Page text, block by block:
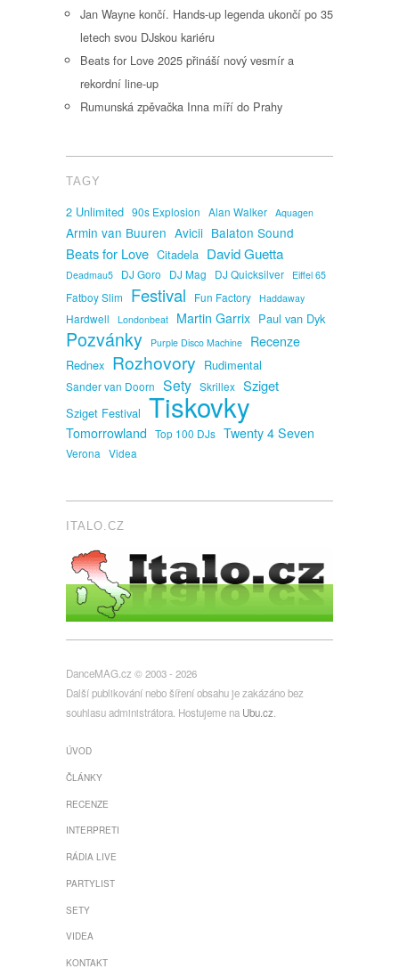
Jan Wayne končí. Hands-up legenda ukončí po 35
letech svou DJskou kariéru
Beats for Love 2025 přináší nový vesmír a
rekordní line-up
Rumunská zpěvačka Inna míří do Prahy
TAGY
2 Unlimited 90s Explosion Alan Walker Aquagen
Armin van Buuren Avicii Balaton Sound
Beats for Love Citadela David Guetta
Deadmau5 DJ Goro DJ Mag DJ Quicksilver Eiffel 65
Fatboy Slim Festival Fun Factory Haddaway
Hardwell Londonbeat Martin Garrix Paul van Dyk
Pozvánky Purple Disco Machine Recenze
Rednex Rozhovory Rudimental
Sander van Doorn Sety Skrillex Sziget
Sziget Festival Tiskovky
Tomorrowland Top 100 DJs Twenty 4 Seven
Verona Videa
ITALO.CZ
DanceMAG.cz © 2003 - 2026
Další publikování nebo šíření obsahu je zakázáno bez
souhlasu administrátora. Hostujeme na Ubu.cz.
ÚVOD
ČLÁNKY
RECENZE
INTERPRETI
RÁDIA LIVE
PARTYLIST
SETY
VIDEA
KONTAKT